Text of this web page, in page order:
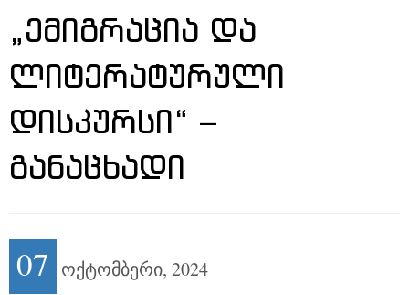
„ᲔᲛᲘᲒᲠᲐᲪᲘᲐ ᲓᲐ
ᲚᲘᲢᲔᲠᲐᲢᲣᲠᲣᲚᲘ
ᲓᲘᲡᲙᲣᲠᲡᲘ“ –
ᲒᲐᲜᲐᲪᲮᲐᲓᲘ
07 ოქტომბერი, 2024